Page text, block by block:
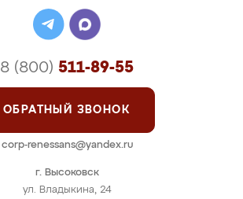
г. Высоковск
ул. Владыкина, 24
8 (800) 511-89-55
ОБРАТНЫЙ ЗВОНОК
corp-renessans@yandex.ru